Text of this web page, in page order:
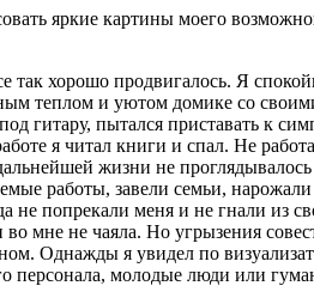
яркие картины моего
так хорошо продвигалось. Я
теплом и уютом домике со
гитару, пытался приставать к
я читал книги и спал. Hе
жизни не
работы, завели семьи, нарожали
попрекали меня и не гнали из
мне не чаяла. Но угрызения
Однажды я увидел по
молодые люди или